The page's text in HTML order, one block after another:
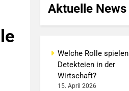
Aktuelle News
Welche Rolle spielen
Detekteien in der
Wirtschaft?
15. April 2026